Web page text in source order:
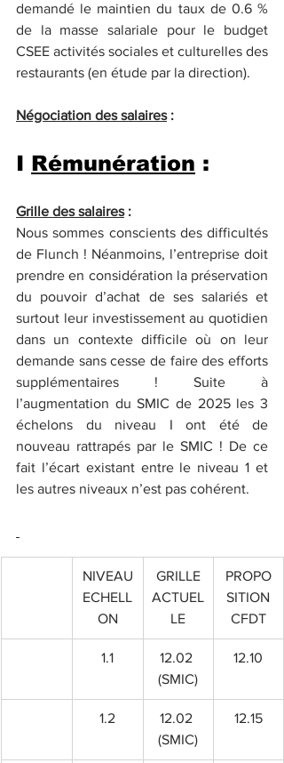
demandé le maintien du taux de 0.6 %
de la masse salariale pour le budget
CSEE activités sociales et culturelles des
restaurants (en étude par la direction).
Négociation des salaires :
I Rémunération :
Grille des salaires :
Nous sommes conscients des difficultés
de Flunch ! Néanmoins, l’entreprise doit
prendre en considération la préservation
du pouvoir d’achat de ses salariés et
surtout leur investissement au quotidien
dans un contexte difficile où on leur
demande sans cesse de faire des efforts
supplémentaires ! Suite à
l’augmentation du SMIC de 2025 les 3
échelons du niveau I ont été de
nouveau rattrapés par le SMIC ! De ce
fait l’écart existant entre le niveau 1 et
les autres niveaux n’est pas cohérent.
NIVEAU
ECHELL
ON
GRILLE
ACTUEL
LE
PROPO
SITION
CFDT
1.1
12.02
(SMIC)
12.10
1.2
12.02
(SMIC)
12.15